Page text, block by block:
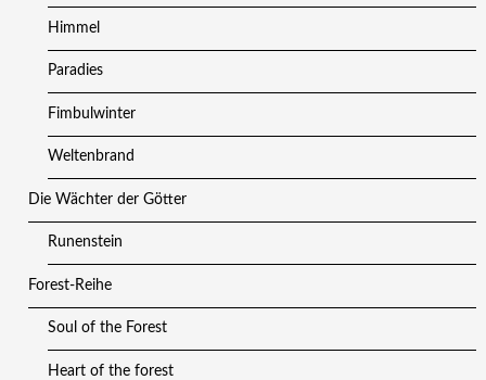
Himmel
Paradies
Fimbulwinter
Weltenbrand
Die Wächter der Götter
Runenstein
Forest-Reihe
Soul of the Forest
Heart of the forest